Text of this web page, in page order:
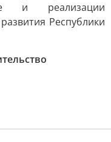
и реализации
Республики